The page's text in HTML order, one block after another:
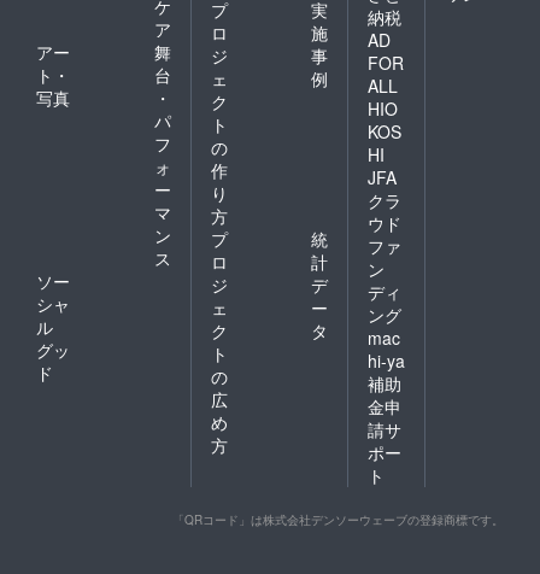
ケ
ア
アー
ト・
写真
舞
台
・
パ
フ
ォ
ー
マ
ン
ス
ソー
シャ
ル
グッ
ド
プ
ロ
ジ
ェ
ク
ト
の
作
り
方
実
施
事
例
プ
ロ
ジ
ェ
ク
ト
の
広
め
方
統
計
デ
ー
タ
納税
AD
FOR
ALL
HIO
KOS
HI
JFA
クラ
ウド
ファ
ン
ディ
ング
mac
hi-ya
補助
金申
請サ
ポー
ト
「QRコード」は株式会社デンソーウェーブの登録商標です。